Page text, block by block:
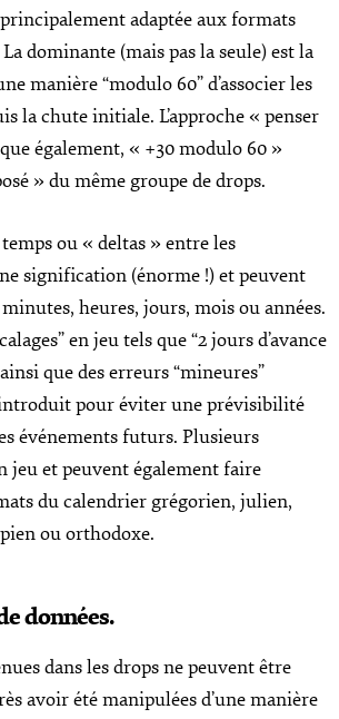
adaptée aux formats
dominante (mais pas la seule) est la
manière “modulo 60” d’associer les
la chute initiale. L’approche « penser
également, « +30 modulo 60 »
» du même groupe de drops.
ou « deltas » entre les
signification (énorme !) et peuvent
heures, jours, mois ou années.
en jeu tels que “2 jours d’avance
que des erreurs “mineures”
pour éviter une prévisibilité
événements futurs. Plusieurs
jeu et peuvent également faire
du calendrier grégorien, julien,
ou orthodoxe.
données.
dans les drops ne peuvent être
avoir été manipulées d’une manière